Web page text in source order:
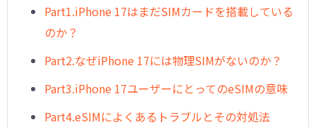
Part1.iPhone 17はまだSIMカードを搭載している
のか？
Part2.なぜiPhone 17には物理SIMがないのか？
Part3.iPhone 17ユーザーにとってのeSIMの意味
Part4.eSIMによくあるトラブルとその対処法